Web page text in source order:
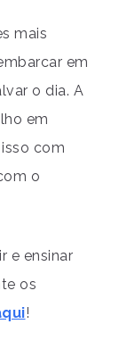
mais
em
o dia. A
em
com
o
e ensinar
os
!